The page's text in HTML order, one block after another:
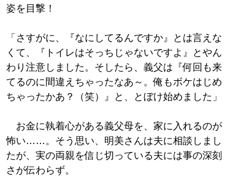
姿を目撃！
「さすがに、『なにしてるんですか』とは言えな
くて、『トイレはそっちじゃないですよ』とやん
わり注意しました。そしたら、義父は『何回も来
てるのに間違えちゃったなあ～。俺もボケはじめ
ちゃったかあ？（笑）』と、とぼけ始めました」
お金に執着心がある義父母を、家に入れるのが
怖い……。そう思い、明美さんは夫に相談しまし
たが、実の両親を信じ切っている夫には事の深刻
さが伝わらず。